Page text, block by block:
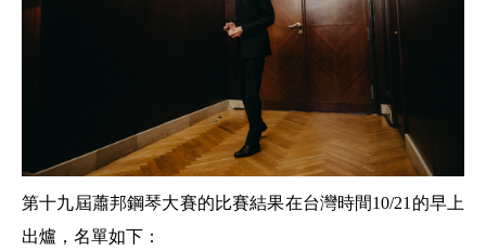
第十九屆蕭邦鋼琴大賽的比賽結果在台灣時間10/21的早上
出爐，名單如下：